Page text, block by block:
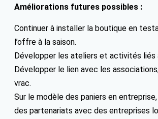
Améliorations futures possibles :
Continuer à installer la boutique en
l’offre à la saison.
Développer les ateliers et activités liés
Développer le lien avec les
vrac.
Sur le modèle des paniers en
des partenariats avec des entreprises